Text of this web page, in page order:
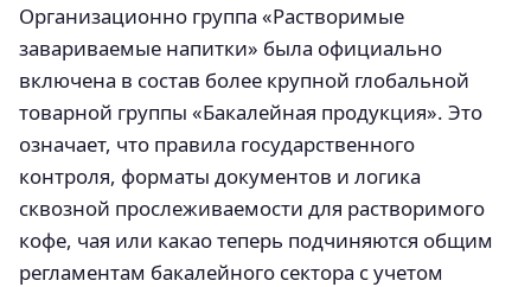
Организационно группа «Растворимые
завариваемые напитки» была официально
включена в состав более крупной глобальной
товарной группы «Бакалейная продукция». Это
означает, что правила государственного
контроля, форматы документов и логика
сквозной прослеживаемости для растворимого
кофе, чая или какао теперь подчиняются общим
регламентам бакалейного сектора с учетом